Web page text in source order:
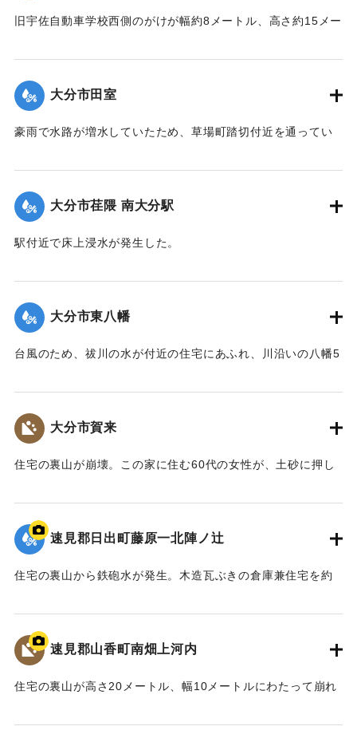
｜固有コード:00857017
旧宇佐自動車学校西側のがけが幅約8メートル、高さ約15メー
難しようと登っていた6人のうち60代の女性が土砂とともに崖
下に落ち、生き埋めになり、翌日の朝に遺体で発見された。6
人は近くの不動さまに泊まり込みでお参りをしようと向かっ
大分市田室
豪雨で水路が増水していたため、草場町踏切付近を通ってい
したところ、11日午前0時過ぎに田室公園近くの水路で遺体で
発見された。
【出典：大分合同新聞 1976年9月11日朝刊11面】
大分市荏隈 南大分駅
駅付近で床上浸水が発生した。
｜固有コード: 00857011
大分市東八幡
台風のため、祓川の水が付近の住宅にあふれ、川沿いの八幡5
｜固有コード: 00857012
大分市賀来
住宅の裏山が崩壊。この家に住む60代の女性が、土砂に押し
｜固有コード: 00857013
速見郡日出町藤原一北陣ノ辻
住宅の裏山から鉄砲水が発生。木造瓦ぶきの倉庫兼住宅を約
と40代の女性の夫婦がけがを負った。
【出典：大分合同新聞 1976年9月11日夕刊7面】
｜固有コード: 00857005
速見郡山香町南畑上河内
住宅の裏山が高さ20メートル、幅10メートルにわたって崩れ
り、2人は助け出したものの、この家に住む40代の男性、30